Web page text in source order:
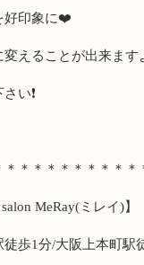
好印象に❤️
変えることが出来ます
さい❗️
＊＊＊＊＊＊＊＊＊
MeRay(ミレイ)】
徒歩1分/大阪上本町駅